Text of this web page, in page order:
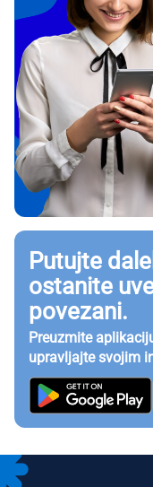
Putujte
ostanite
povezani.
Preuzmite
upravljajte svojim